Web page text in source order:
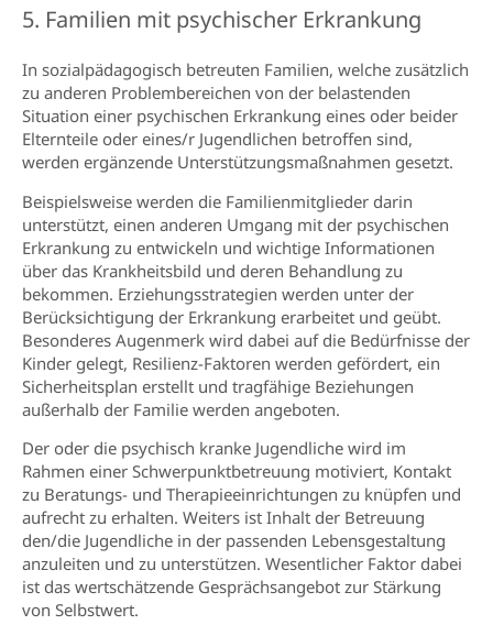
5. Familien mit psychischer Erkrankung
In sozialpädagogisch betreuten Familien, welche zusätzlich
zu anderen Problembereichen von der belastenden
Situation einer psychischen Erkrankung eines oder beider
Elternteile oder eines/r Jugendlichen betroffen sind,
werden ergänzende Unterstützungsmaßnahmen gesetzt.
Beispielsweise werden die Familienmitglieder darin
unterstützt, einen anderen Umgang mit der psychischen
Erkrankung zu entwickeln und wichtige Informationen
über das Krankheitsbild und deren Behandlung zu
bekommen. Erziehungsstrategien werden unter der
Berücksichtigung der Erkrankung erarbeitet und geübt.
Besonderes Augenmerk wird dabei auf die Bedürfnisse der
Kinder gelegt, Resilienz-Faktoren werden gefördert, ein
Sicherheitsplan erstellt und tragfähige Beziehungen
außerhalb der Familie werden angeboten.
Der oder die psychisch kranke Jugendliche wird im
Rahmen einer Schwerpunktbetreuung motiviert, Kontakt
zu Beratungs- und Therapieeinrichtungen zu knüpfen und
aufrecht zu erhalten. Weiters ist Inhalt der Betreuung
den/die Jugendliche in der passenden Lebensgestaltung
anzuleiten und zu unterstützen. Wesentlicher Faktor dabei
ist das wertschätzende Gesprächsangebot zur Stärkung
von Selbstwert.